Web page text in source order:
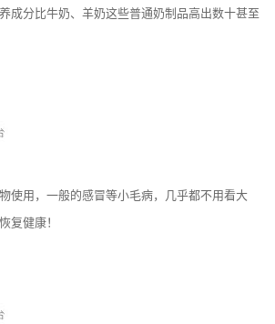
成分比牛奶、羊奶这些普通奶制品高出数十甚至
使用，一般的感冒等小毛病，几乎都不用看大
复健康！